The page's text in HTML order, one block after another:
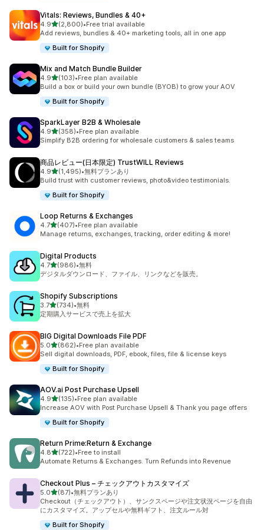
Vitals: Reviews, Bundles & 40+
4.95つ星中
(2,800)
合計レビュー数：2800件
•Free trial available
Add reviews, bundles & 40+ marketing tools, all in one app
Built for Shopify
Mix and Match Bundle Builder
4.95つ星中
(103)
合計レビュー数：103件
•Free plan available
Build a box or build your own bundle (BYOB) to grow your AOV
Built for Shopify
SparkLayer B2B & Wholesale
4.95つ星中
(358)
合計レビュー数：358件
•Free plan available
Simplify B2B ordering for wholesale customers & sales teams
商品レビュー(日本限定) TrustWILL Reviews
4.95つ星中
(1,495)
合計レビュー数：1495件
•無料プランあり
Build trust with customer reviews, photo&video testimonials.
Built for Shopify
Loop Returns & Exchanges
4.75つ星中
(407)
合計レビュー数：407件
•Free plan available
Manage returns, exchanges, tracking, order editing & more!
Digital Products
4.75つ星中
(986)
合計レビュー数：986件
•無料
デジタルダウンロード、ファイル、リンクなどを販売。
Shopify Subscriptions
3.75つ星中
(734)
合計レビュー数：734件
•無料
定期購入サービスで売上を拡大
BIG Digital Downloads File PDF
5.05つ星中
(862)
合計レビュー数：862件
•Free plan available
Sell digital downloads, PDF, ebook, files, file & license keys
Built for Shopify
AOV.ai Post Purchase Upsell
4.95つ星中
(135)
合計レビュー数：135件
•Free plan available
Increase AOV with Post Purchase Upsell & Thank you page offers
Built for Shopify
Return Prime:Return & Exchange
4.85つ星中
(722)
合計レビュー数：722件
•Free to install
Automate Returns & Exchanges. Turn Refunds into Revenue
Checkout Plus – チェックアウトカスタマイズ
5.05つ星中
(87)
合計レビュー数：87件
•無料プランあり
Checkout（チェックアウト）、サンクスページや注文状況ページを自由
にカスタマイズ。アップセルや無料ギフト、注文ルール対
Built for Shopify